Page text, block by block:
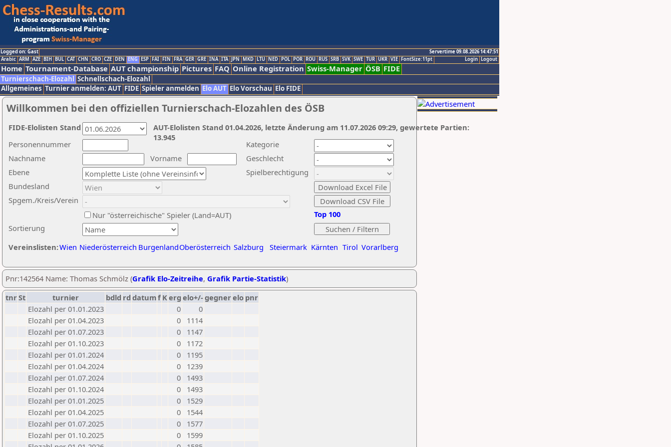
Logged on: Gast
Servertime 09.08.2026 14:47:51
Logout
Login
Arabic ARM AZE BIH BUL CAT CHN CRO CZE DEN ENG ESP FAI FIN FRA GER GRE INA ITA JPN MKD LTU NED POL POR ROU RUS SRB SVK SWE TUR UKR VIE FontSize:11pt
Home Tournament-Database AUT championship Pictures FAQ Online Registration Swiss-Manager ÖSB FIDE
Turnierschach-Elozahl Schnellschach-Elozahl
Allgemeines Turnier anmelden: AUT FIDE Spieler anmelden Elo AUT Elo Vorschau Elo FIDE
Willkommen bei den offiziellen Turnierschach-Elozahlen des ÖSB
Nachname
Vorname
Ebene
Kategorie
Sortierung
Personennummer
Bundesland
Spgem./Kreis/Verein
Geschlecht
Nur "österreichische" Spieler (Land=AUT)
Spielberechtigung
Vereinslisten:Wien Niederösterreich BurgenlandOberösterreich Salzburg Steiermark Kärnten Tirol Vorarlberg
Top 100
AUT-Elolisten Stand 01.04.2026, letzte Änderung am 11.07.2026 09:29, gewertete Partien:
13.945
FIDE-Elolisten Stand
Pnr:142564 Name: Thomas Schmölz (Grafik Elo-Zeitreihe, Grafik Partie-Statistik)
tnrSt turnier bdld rd datumf Kerg elo+/-gegnerelo pnr
Elozahl per 01.01.2023
0
0
Elozahl per 01.04.2023
0
1114
Elozahl per 01.07.2023
0
1147
Elozahl per 01.10.2023
0
1172
Elozahl per 01.01.2024
0
1195
Elozahl per 01.04.2024
0
1239
Elozahl per 01.07.2024
0
1493
Elozahl per 01.10.2024
0
1493
Elozahl per 01.01.2025
0
1529
Elozahl per 01.04.2025
0
1544
Elozahl per 01.07.2025
0
1577
Elozahl per 01.10.2025
0
1599